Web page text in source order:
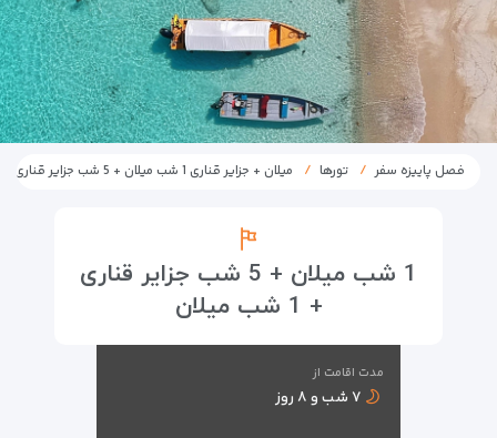
فصل پاییزه سفر تورها میلان + جزایر قناری 1 شب میلان + 5 شب جزایر قناری + 1 شب میلان
1 شب میلان + 5 شب جزایر قناری
+ 1 شب میلان
مدت اقامت از
۷ شب و ۸ روز